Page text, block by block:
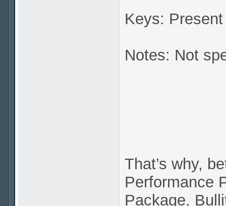
Keys: Present
Notes: Not
That’s why,
Performance
Package,